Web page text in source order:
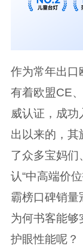
作为常年出口
有着欧盟CE
威认证，成
出以来的，其
了众多宝妈们
认“中高端价
霸榜口碑销量
为何书客能够
护眼性能呢？